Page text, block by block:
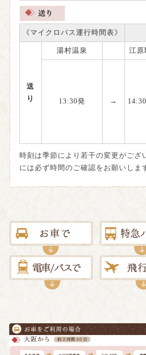
《マイクロバス運行時間表》
送
り
湯村温泉 江原
13:30発 →
時刻は季節により若干の変更がござ
には必ず時間のご確認をお願いしま